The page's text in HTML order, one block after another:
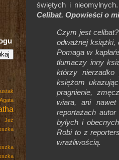
świętych i
Celibat. Opowieści o
Czym jest
odważnej książki,
Pomaga w
tłumaczy inny
którzy nierzadko
księżom
pragnienie,
wiara, ani
reportażach
byłych i
Robi to z
Agata
Jeż